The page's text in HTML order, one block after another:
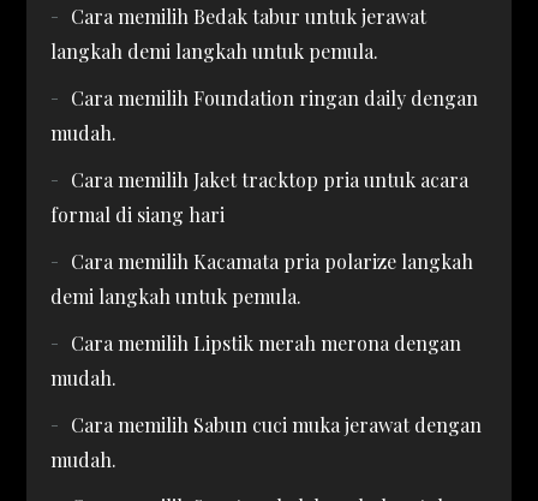
Cara memilih Bedak tabur untuk jerawat
langkah demi langkah untuk pemula.
Cara memilih Foundation ringan daily dengan
mudah.
Cara memilih Jaket tracktop pria untuk acara
formal di siang hari
Cara memilih Kacamata pria polarize langkah
demi langkah untuk pemula.
Cara memilih Lipstik merah merona dengan
mudah.
Cara memilih Sabun cuci muka jerawat dengan
mudah.